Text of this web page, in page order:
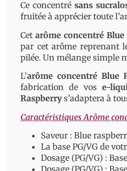
Ce concentré sans
fruitée à apprécier toute
Cetarôme concentré Blue
par cet arôme reprenant
pilée. Un mélange simple
L’arôme concentré Blue
fabrication de vose-
Raspberrys’adaptera à
Caractéristiques Arôme
Saveur : Blue
La base PG/VG de
Dosage (PG/VG) :
Dosage (PG/VG) :